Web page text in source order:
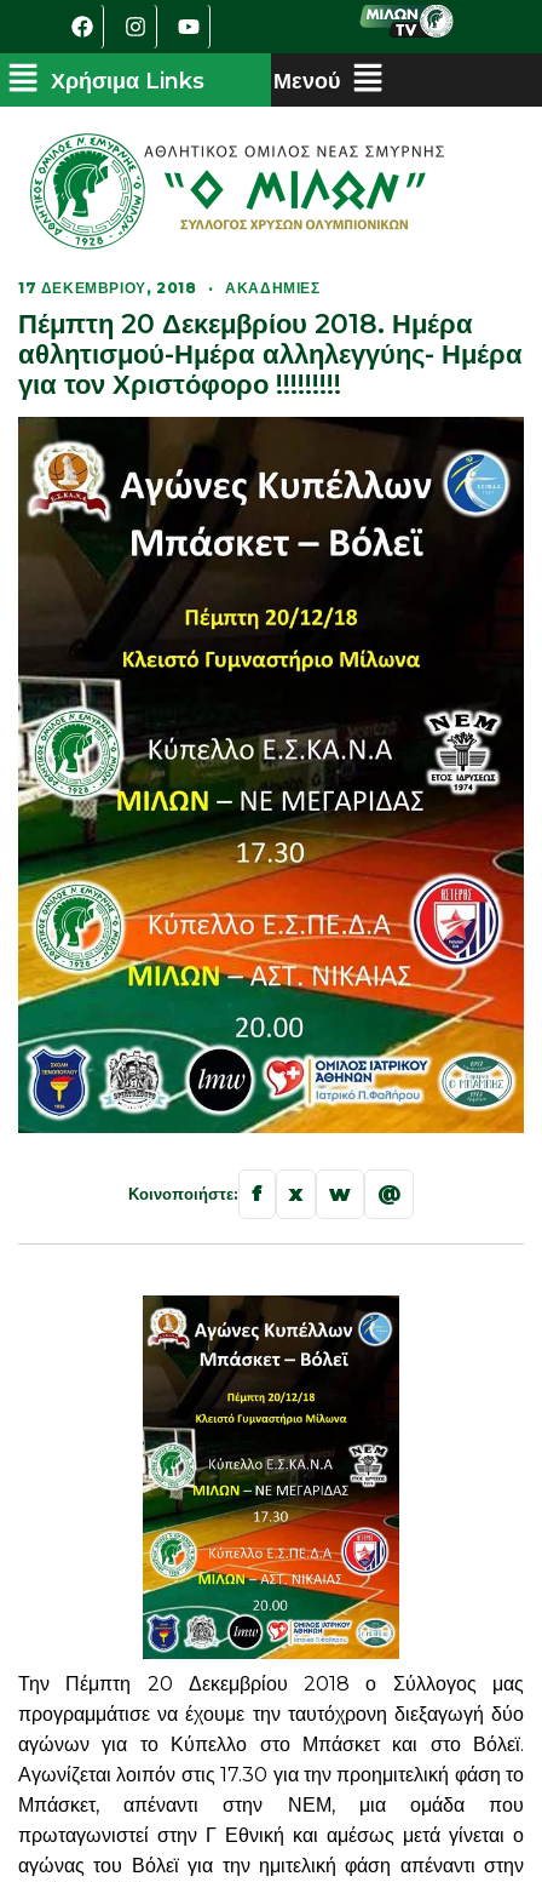
17 ΔΕΚΕΜΒΡΊΟΥ, 2018 · ΑΚΑΔΗΜΊΕΣ
Πέμπτη 20 Δεκεμβρίου 2018. Ημέρα
αθλητισμού-Ημέρα αλληλεγγύης- Ημέρα
για τον Χριστόφορο !!!!!!!!!
Κοινοποιήστε: f x w @
Την Πέμπτη 20 Δεκεμβρίου 2018 ο Σύλλογος μας
προγραμμάτισε να έχουμε την ταυτόχρονη διεξαγωγή δύο
αγώνων για το Κύπελλο στο Μπάσκετ και στο Βόλεϊ.
Αγωνίζεται λοιπόν στις 17.30 για την προημιτελική φάση το
Μπάσκετ, απέναντι στην ΝΕΜ, μια ομάδα που
πρωταγωνιστεί στην Γ Εθνική και αμέσως μετά γίνεται ο
αγώνας του Βόλεϊ για την ημιτελική φάση απέναντι στην